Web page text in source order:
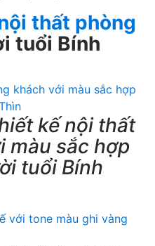
thất phòng
tuổi Bính
kế nội thất
màu sắc hợp
tuổi Bính